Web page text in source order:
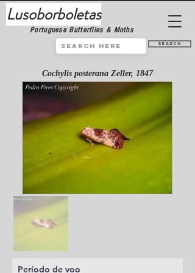
Lusoborboletas
Portuguese Butterflies & Moths
Search
Cochylis posterana Zeller, 1847
Período de voo